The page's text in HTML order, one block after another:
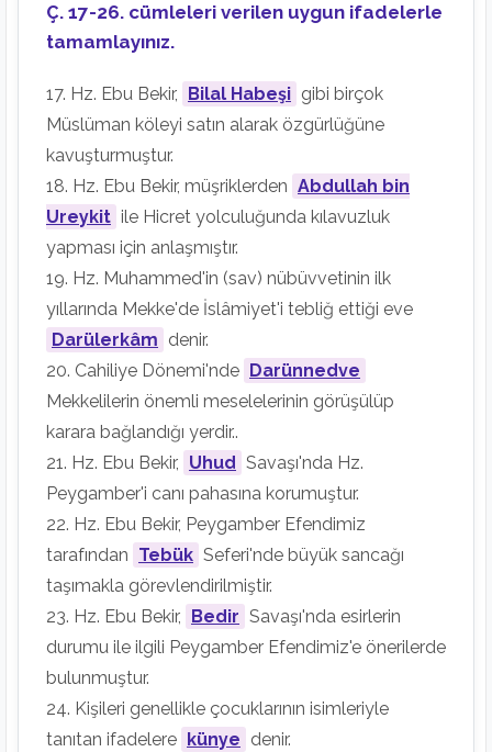
Ç. 17-26. cümleleri verilen uygun ifadelerle
tamamlayınız.
17. Hz. Ebu Bekir, Bilal Habeşi gibi birçok
Müslüman köleyi satın alarak özgürlüğüne
kavuşturmuştur.
18. Hz. Ebu Bekir, müşriklerden Abdullah bin
Ureykit ile Hicret yolculuğunda kılavuzluk
yapması için anlaşmıştır.
19. Hz. Muhammed'in (sav) nübüvvetinin ilk
yıllarında Mekke'de İslâmiyet'i tebliğ ettiği eve
Darülerkâm denir.
20. Cahiliye Dönemi'nde Darünnedve
Mekkelilerin önemli meselelerinin görüşülüp
karara bağlandığı yerdir..
21. Hz. Ebu Bekir, Uhud Savaşı'nda Hz.
Peygamber'i canı pahasına korumuştur.
22. Hz. Ebu Bekir, Peygamber Efendimiz
tarafından Tebük Seferi'nde büyük sancağı
taşımakla görevlendirilmiştir.
23. Hz. Ebu Bekir, Bedir Savaşı'nda esirlerin
durumu ile ilgili Peygamber Efendimiz'e önerilerde
bulunmuştur.
24. Kişileri genellikle çocuklarının isimleriyle
tanıtan ifadelere künye denir.